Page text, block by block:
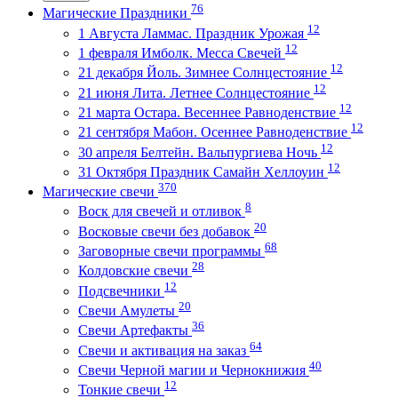
Магические Праздники 76
1 Августа Ламмас. Праздник Урожая 12
1 февраля Имболк. Месса Свечей 12
21 декабря Йоль. Зимнее Солнцестояние 12
21 июня Лита. Летнее Солнцестояние 12
21 марта Остара. Весеннее Равноденствие 12
21 сентября Мабон. Осеннее Равноденствие 12
30 апреля Белтейн. Вальпургиева Ночь 12
31 Октября Праздник Самайн Хеллоуин 12
Магические свечи 370
Воск для свечей и отливок 8
Восковые свечи без добавок 20
Заговорные свечи программы 68
Колдовские свечи 28
Подсвечники 12
Свечи Амулеты 20
Свечи Артефакты 36
Свечи и активация на заказ 64
Свечи Черной магии и Чернокнижия 40
Тонкие свечи 12